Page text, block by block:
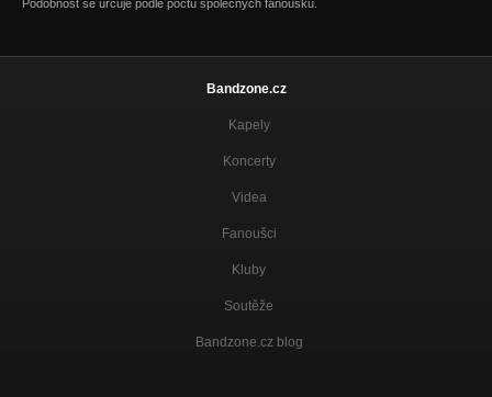
Podobnost se určuje podle počtu společných fanoušků.
Bandzone.cz
Kapely
Koncerty
Videa
Fanoušci
Kluby
Soutěže
Bandzone.cz blog